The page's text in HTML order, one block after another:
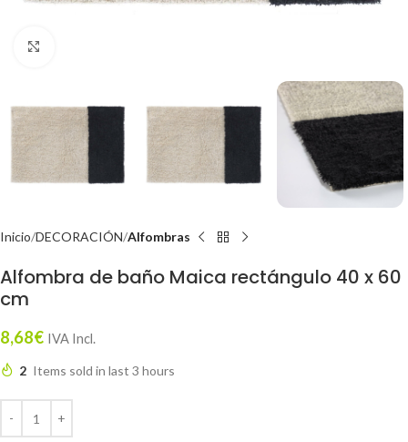
Inicio DECORACIÓN Alfombras
Alfombra de baño Maica rectángulo 40 x 60
cm
8,68€ IVA Incl.
2 Items sold in last 3 hours